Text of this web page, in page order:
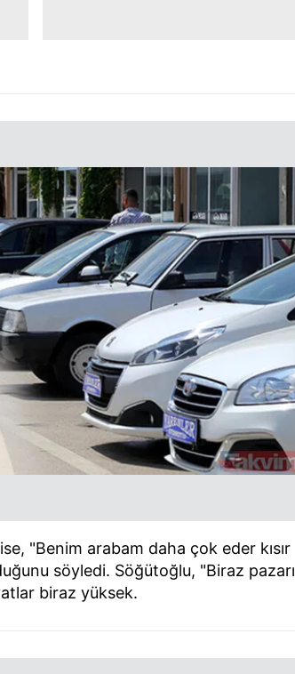
"Benim arabam daha çok eder kısır
söyledi. Söğütoğlu, "Biraz pazarı
biraz yüksek.